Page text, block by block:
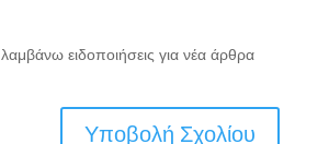
ειδοποιήσεις για νέα άρθρα